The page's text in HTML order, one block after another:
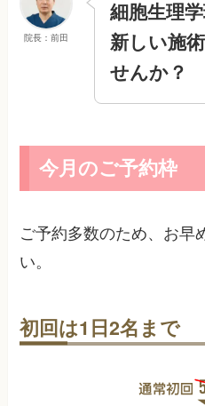
院長：前田
細胞生理
新しい施
せんか？
今月のご予約枠
ご予約多数のため、お早
い。
初回は1日2名まで